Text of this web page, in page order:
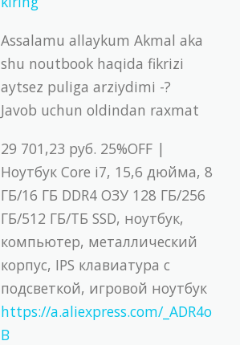
Assalamu allaykum Akmal aka
shu noutbook haqida fikrizi
aytsez puliga arziydimi -?
Javob uchun oldindan raxmat
29 701,23 руб. 25%OFF |
Ноутбук Core i7, 15,6 дюйма, 8
ГБ/16 ГБ DDR4 ОЗУ 128 ГБ/256
ГБ/512 ГБ/ТБ SSD, ноутбук,
компьютер, металлический
корпус, IPS клавиатура с
подсветкой, игровой ноутбук
https://a.aliexpress.com/_ADR4o
B